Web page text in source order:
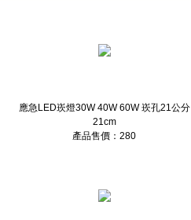
應急LED崁燈30W 40W 60W 崁孔21公分
21cm
產品售價：280